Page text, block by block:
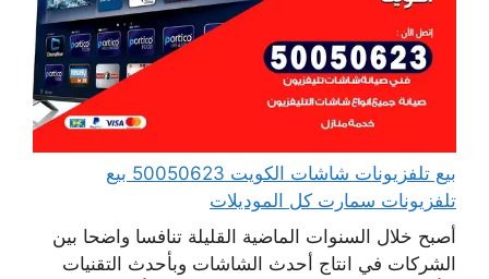
بيع تلفزيونات شاشات الكويت 50050623 بيع
تلفزيونات سمارت كل الموديلات
أصبح خلال السنوات الماضية القليلة تنافسا واضحا بين
الشركات في انتاج أحدث الشاشات وبأحدث التقنيات